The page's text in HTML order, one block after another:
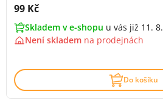
Cena s DPH:
99 Kč
Skladem v e-shopu u vás již 11. 8.
Není skladem na prodejnách
Do košíku